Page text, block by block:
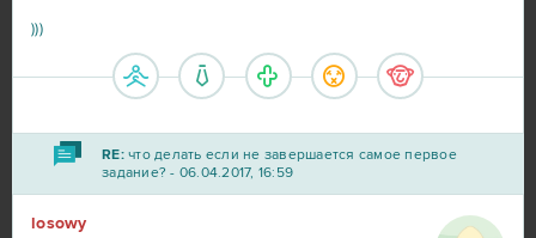
)))
RE:что делать если не завершается самое первое
задание? - 06.04.2017, 16:59
losowy
Ikariam 6
Minecraft